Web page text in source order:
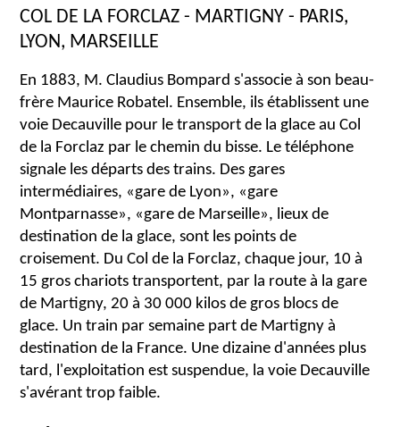
COL DE LA FORCLAZ - MARTIGNY - PARIS,
LYON, MARSEILLE
En 1883, M. Claudius Bompard s'associe à son beau-
frère Maurice Robatel. Ensemble, ils établissent une
voie Decauville pour le transport de la glace au Col
de la Forclaz par le chemin du bisse. Le téléphone
signale les départs des trains. Des gares
intermédiaires, «gare de Lyon», «gare
Montparnasse», «gare de Marseille», lieux de
destination de la glace, sont les points de
croisement. Du Col de la Forclaz, chaque jour, 10 à
15 gros chariots transportent, par la route à la gare
de Martigny, 20 à 30 000 kilos de gros blocs de
glace. Un train par semaine part de Martigny à
destination de la France. Une dizaine d'années plus
tard, l'exploitation est suspendue, la voie Decauville
s'avérant trop faible.